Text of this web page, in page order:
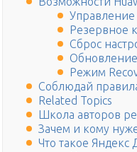
Резервное
Сброс
Режим
Соблюдай
Related Topics
Школа авторов
Зачем и кому
Что такое Яндекс